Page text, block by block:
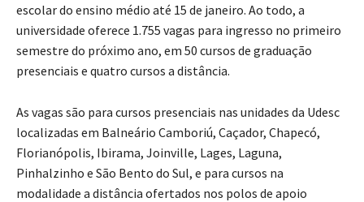
escolar do ensino médio até 15 de janeiro. Ao todo, a
universidade oferece 1.755 vagas para ingresso no primeiro
semestre do próximo ano, em 50 cursos de graduação
presenciais e quatro cursos a distância.
As vagas são para cursos presenciais nas unidades da Udesc
localizadas em Balneário Camboriú, Caçador, Chapecó,
Florianópolis, Ibirama, Joinville, Lages, Laguna,
Pinhalzinho e São Bento do Sul, e para cursos na
modalidade a distância ofertados nos polos de apoio